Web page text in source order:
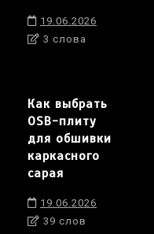
19.06.2026
3 слова
Как выбрать
OSB-плиту
для обшивки
каркасного
сарая
19.06.2026
39 слов